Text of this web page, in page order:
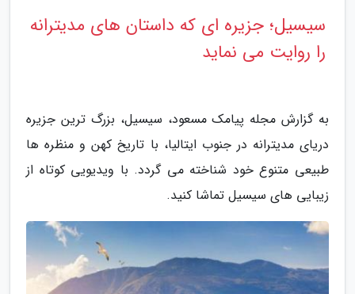
سیسیل؛ جزیره ای که داستان های مدیترانه
را روایت می نماید
به گزارش مجله پیامک مسعود، سیسیل، بزرگ ترین جزیره
دریای مدیترانه در جنوب ایتالیا، با تاریخ کهن و منظره ها
طبیعی متنوع خود شناخته می گردد. با ویدیویی کوتاه از
زیبایی های سیسیل تماشا کنید.